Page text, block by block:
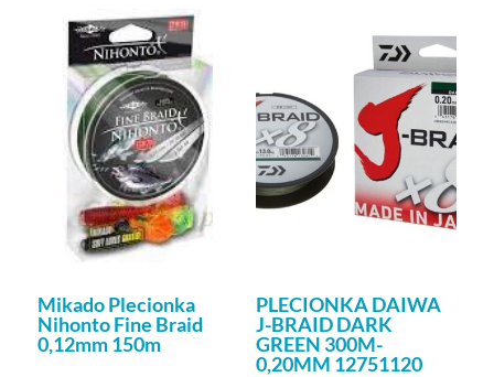
Mikado Plecionka
Nihonto Fine Braid
0,12mm 150m
PLECIONKA DAIWA
J-BRAID DARK
GREEN 300M-
0,20MM 12751120